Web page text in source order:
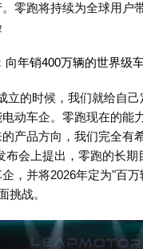
零跑将持续为全球用户
向年销400万辆的世界级
立的时候，我们就给自
动车企。零跑现在的能
产品方向，我们完全有
布会上提出，零跑的长期
，并将2026年定为"百
挑战。